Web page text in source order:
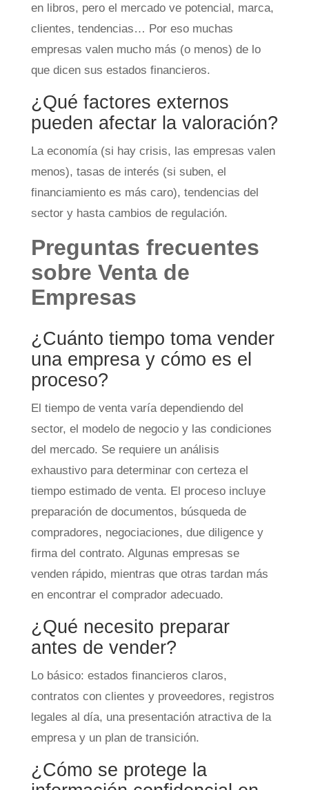
en libros, pero el mercado ve potencial, marca,
clientes, tendencias… Por eso muchas
empresas valen mucho más (o menos) de lo
que dicen sus estados financieros.
¿Qué factores externos
pueden afectar la valoración?
La economía (si hay crisis, las empresas valen
menos), tasas de interés (si suben, el
financiamiento es más caro), tendencias del
sector y hasta cambios de regulación.
Preguntas frecuentes
sobre Venta de
Empresas
¿Cuánto tiempo toma vender
una empresa y cómo es el
proceso?
El tiempo de venta varía dependiendo del
sector, el modelo de negocio y las condiciones
del mercado. Se requiere un análisis
exhaustivo para determinar con certeza el
tiempo estimado de venta. El proceso incluye
preparación de documentos, búsqueda de
compradores, negociaciones, due diligence y
firma del contrato. Algunas empresas se
venden rápido, mientras que otras tardan más
en encontrar el comprador adecuado.
¿Qué necesito preparar
antes de vender?
Lo básico: estados financieros claros,
contratos con clientes y proveedores, registros
legales al día, una presentación atractiva de la
empresa y un plan de transición.
¿Cómo se protege la